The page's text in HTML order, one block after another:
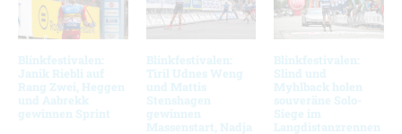
Blinkfestivalen:
Janik Riebli auf
Rang Zwei, Heggen
und Aabrekk
gewinnen Sprint
Blinkfestivalen:
Tiril Udnes Weng
und Mattis
Stenshagen
gewinnen
Massenstart, Nadja
Blinkfestivalen:
Slind und
Myhlback holen
souveräne Solo-
Siege im
Langdistanzrennen